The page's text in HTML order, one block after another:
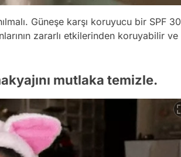
Güneşe karşı koruyucu bir SPF 30
zararlı etkilerinden koruyabilir ve
mutlaka temizle.